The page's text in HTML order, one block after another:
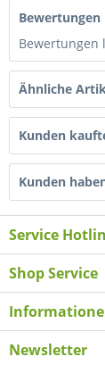
Bewertungen
Bewertungen
Ähnliche
Kunden
Kunden
Service
Shop Service
Newsletter